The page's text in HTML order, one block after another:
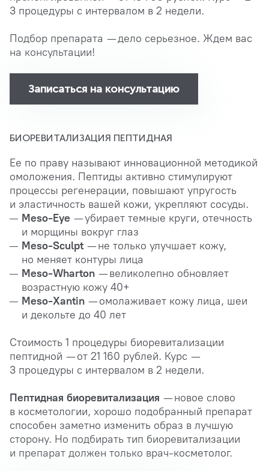
3 процедуры с интервалом в 2 недели.
Подбор препарата — дело серьезное. Ждем вас
на консультации!
Записаться на консультацию
БИОРЕВИТАЛИЗАЦИЯ ПЕПТИДНАЯ
Ее по праву называют инновационной методикой
омоложения. Пептиды активно стимулируют
процессы регенерации, повышают упругость
и эластичность вашей кожи, укрепляют сосуды.
Meso-Eye — убирает темные круги, отечность
и морщины вокруг глаз
Meso-Sculpt— не только улучшает кожу,
но меняет контуры лица
Meso-Wharton — великолепно обновляет
возрастную кожу 40+
Meso-Xantin — омолаживает кожу лица, шеи
и декольте до 40 лет
Стоимость 1 процедуры биоревитализации
пептидной — от 21 160 рублей. Курс —
3 процедуры с интервалом в 2 недели.
Пептидная биоревитализация — новое слово
в косметологии, хорошо подобранный препарат
способен заметно изменить образ в лучшую
сторону. Но подбирать тип биоревитализации
и препарат должен только врач-косметолог.